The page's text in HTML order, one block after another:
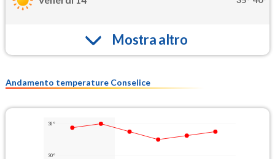
Mostra altro
Andamento temperature Conselice
38°
30°